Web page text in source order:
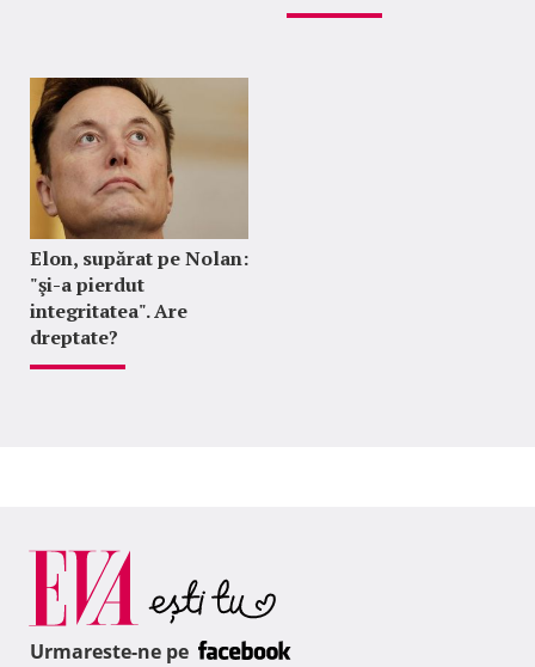
Elon, supărat pe Nolan:
"şi-a pierdut
integritatea". Are
dreptate?
Urmareste-ne pe